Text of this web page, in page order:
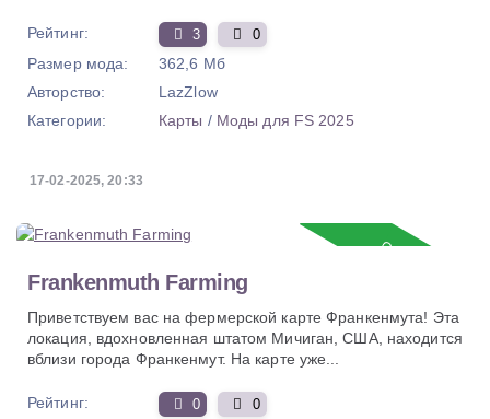
Рейтинг: 3 0
Размер мода:
362,6 Мб
Авторство:
LazZlow
Категории:
Карты / Моды для FS 2025
17-02-2025, 20:33
Frankenmuth Farming
Приветствуем вас на фермерской карте Франкенмута! Эта
локация, вдохновленная штатом Мичиган, США, находится
вблизи города Франкенмут. На карте уже...
Рейтинг: 0 0